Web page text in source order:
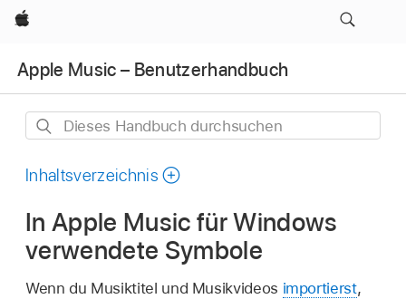
Apple
Apple Music – Benutzerhandbuch
Dieses
durchsuchen
Inhaltsverzeichnis
In Apple Music für Windows
verwendete Symbole
Wenn du Musiktitel und Musikvideos importierst,